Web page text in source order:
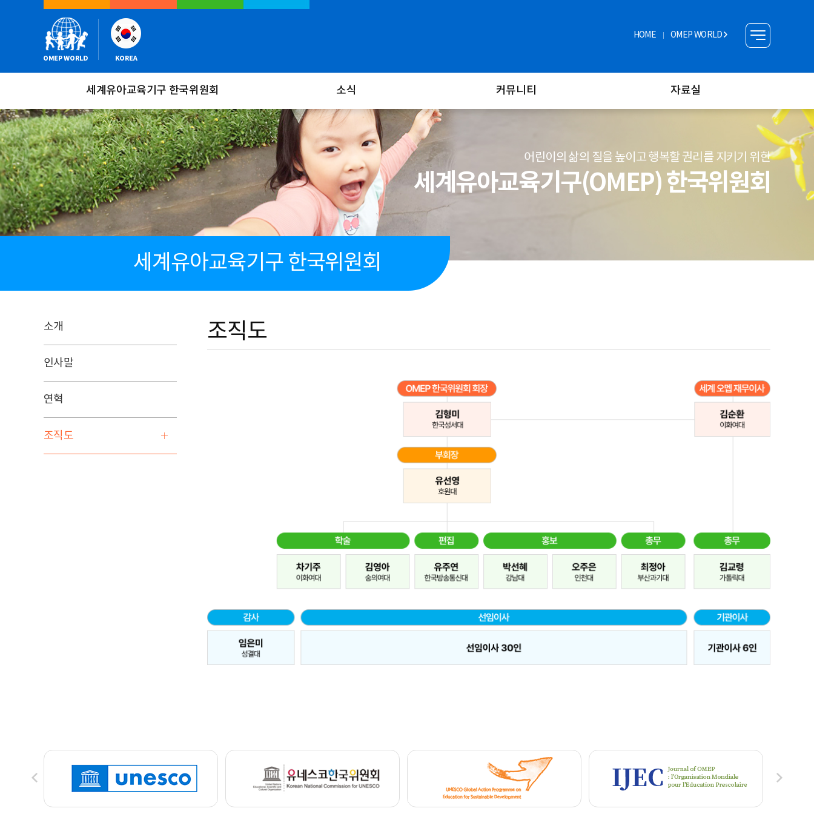
HOME OMEP WORLD
세계유아교육기구 한국위원회 소식 커뮤니티 자료실
어린이의 삶의 질을 높이고 행복할 권리를 지키기 위한
세계유아교육기구(OMEP) 한국위원회
세계유아교육기구 한국위원회
소개
인사말
연혁
조직도
조직도